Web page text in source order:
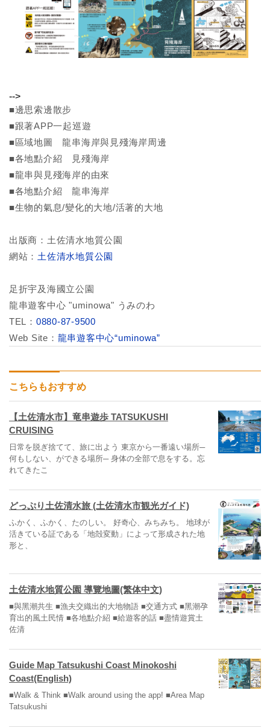
-->
■邊思索邊散步
■跟著APP一起巡遊
■區域地圖 龍串海岸與見殘海岸周邊
■各地點介紹 見殘海岸
■龍串與見殘海岸的由來
■各地點介紹 龍串海岸
■生物的氣息/變化的大地/活著的大地
出版商：土佐清水地質公園
網站： 土佐清水地質公園
足折宇及海國立公園
龍串遊客中心 "uminowa" うみのわ
TEL： 0880-87-9500
Web Site： 龍串遊客中心“uminowa”
こちらもおすすめ
【土佐清水市】竜串遊歩 TATSUKUSHI
CRUISING
日常を脱ぎ捨てて、旅に出よう 東京から一番遠い場所─
何もしない、ができる場所─ 身体の全部で息をする。忘
れてきたこ
どっぷり土佐清水旅 (土佐清水市観光ガイド)
ふかく、ふかく、たのしい。 好奇心、みちみち。 地球が
活きている証である「地殻変動」によって形成された地
形と、
土佐清水地質公園 導覽地圖(繁体中文)
■與黑潮共生 ■漁夫交織出的大地物語 ■交通方式 ■黑潮孕
育出的風土民情 ■各地點介紹 ■給遊客的話 ■盡情遊賞土
佐清
Guide Map Tatsukushi Coast Minokoshi
Coast(English)
■Walk & Think ■Walk around using the app! ■Area Map
Tatsukushi